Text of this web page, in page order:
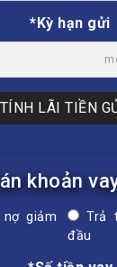
*Kỳ hạn gửi
TÍNH LÃI TIỀN
khoản
giảm
Trả
đầu